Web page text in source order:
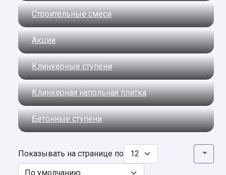
Строительные смеси
Акции
Клинкерные ступени
Клинкерная напольная плитка
Бетонные ступени
Показывать на странице по